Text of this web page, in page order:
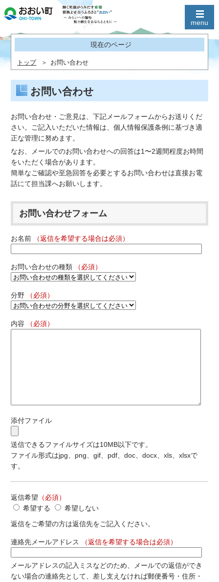
現在のページ
トップ お問い合わせ
お問い合わせ
お問い合わせ・ご意見は、下記メールフォームからお送りくだ
さい。ご記入いただいた情報は、個人情報保護条例に基づき適
正な管理に努めます。
なお、メールでのお問い合わせへの回答は1〜2週間程度お時間
をいただく場合があります。
簡単なご確認や至急回答を必要とするお問い合わせは直接お電
話にて担当課へお願いします。
お問い合わせフォーム
お名前 （返信を希望する場合は必須）
お問い合わせの種類 （必須）
分野 （必須）
内容 （必須）
添付ファイル
送信できるファイルサイズは10MB以下です。
ファイル形式はjpg、png、gif、pdf、doc、docx、xls、xlsxで
す。
返信希望 （必須）
希望する
希望しない
返信をご希望の方は返信先をご記入ください。
連絡先メールアドレス （返信を希望する場合は必須）
メールアドレスの記入ミスなどのため、メールでの返信ができ
ない場合の連絡先として、差し支えなければ郵便番号・住所・